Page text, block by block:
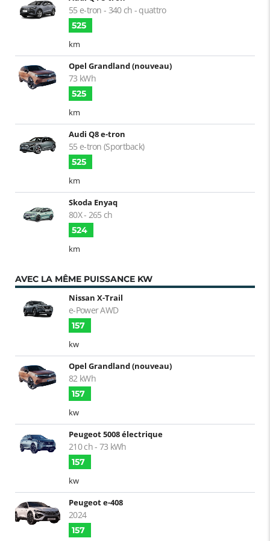
55 e-tron - 340 ch - quattro
525
km
Opel Grandland (nouveau)
73 kWh
525
km
Audi Q8 e-tron
55 e-tron (Sportback)
525
km
Skoda Enyaq
80X - 265 ch
524
km
AVEC LA MÊME PUISSANCE KW
Nissan X-Trail
e-Power AWD
157
kw
Opel Grandland (nouveau)
82 kWh
157
kw
Peugeot 5008 électrique
210 ch - 73 kWh
157
kw
Peugeot e-408
2024
157